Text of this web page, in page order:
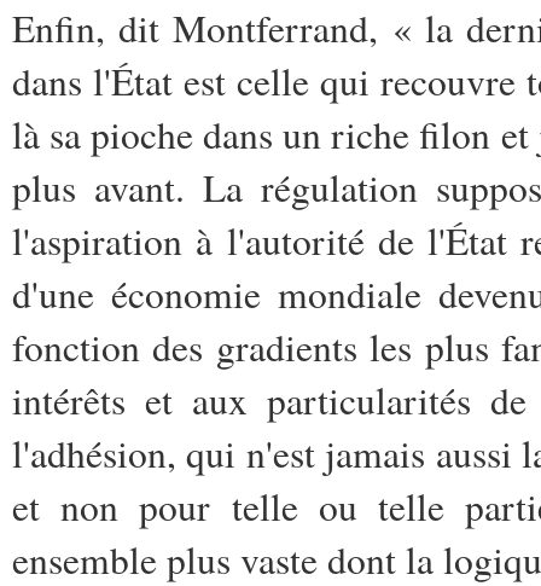
Enfin, dit Montferrand, « la
dans l'État est celle qui recouvre
là sa pioche dans un riche filon
plus avant. La régulation
l'aspiration à l'autorité de l'État
d'une économie mondiale
fonction des gradients les plus
intérêts et aux particularités
l'adhésion, qui n'est jamais aussi
et non pour telle ou telle
ensemble plus vaste dont la